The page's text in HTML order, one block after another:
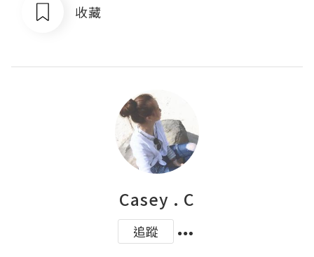
收藏
Casey . C
追蹤